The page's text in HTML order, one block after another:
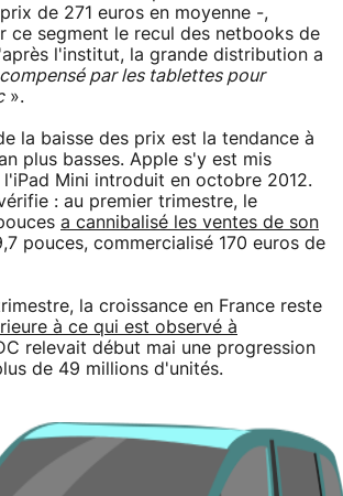
de 271 euros en moyenne -,
ce segment le recul des netbooks de
l'institut, la grande distribution a
par les tablettes pour
».
la baisse des prix est la tendance à
plus basses. Apple s'y est mis
Mini introduit en octobre 2012.
: au premier trimestre, le
a cannibalisé les ventes de son
pouces, commercialisé 170 euros de
la croissance en France reste
à ce qui est observé à
relevait début mai une progression
de 49 millions d'unités.